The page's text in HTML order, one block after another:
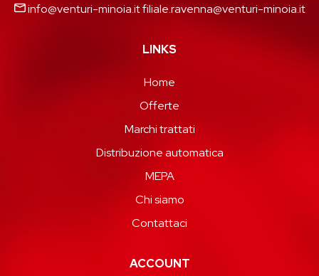
info@venturi-minoia.itfiliale.ravenna@venturi-minoia.it
LINKS
Home
Offerte
Marchi trattati
Distribuzione automatica
MEPA
Chi siamo
Contattaci
ACCOUNT